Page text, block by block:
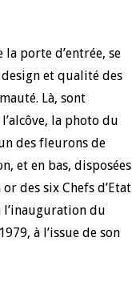
la porte d’entrée, se
et qualité des
Là, sont
la photo du
des fleurons de
et en bas, disposées
des six Chefs d’Etat
du
à l’issue de son